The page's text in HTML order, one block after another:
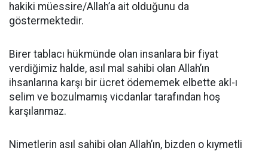
hakiki müessire/Allah’a ait olduğunu da
göstermektedir.
Birer tablacı hükmünde olan insanlara bir fiyat
verdiğimiz halde, asıl mal sahibi olan Allah’ın
ihsanlarına karşı bir ücret ödememek elbette akl-ı
selim ve bozulmamış vicdanlar tarafından hoş
karşılanmaz.
Nimetlerin asıl sahibi olan Allah’ın, bizden o kıymetli